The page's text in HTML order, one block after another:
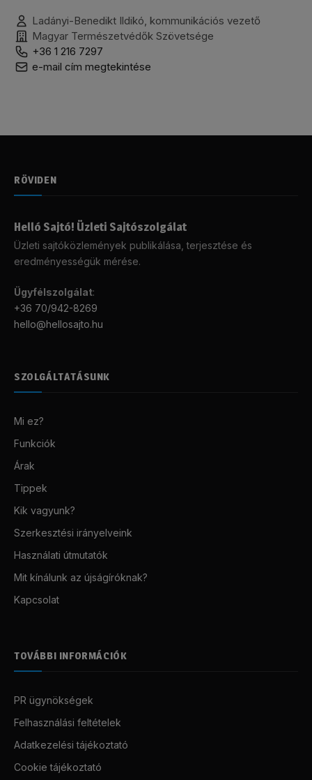
Ladányi-Benedikt Ildikó, kommunikációs vezető
Magyar Természetvédők Szövetsége
+36 1 216 7297
e-mail cím megtekintése
RÖVIDEN
Helló Sajtó! Üzleti Sajtószolgálat
Üzleti sajtóközlemények publikálása, terjesztése és
eredményességük mérése.
Ügyfélszolgálat:
+36 70/942-8269
hello@hellosajto.hu
SZOLGÁLTATÁSUNK
Mi ez?
Funkciók
Árak
Tippek
Kik vagyunk?
Szerkesztési irányelveink
Használati útmutatók
Mit kínálunk az újságíróknak?
Kapcsolat
TOVÁBBI INFORMÁCIÓK
PR ügynökségek
Felhasználási feltételek
Adatkezelési tájékoztató
Cookie tájékoztató